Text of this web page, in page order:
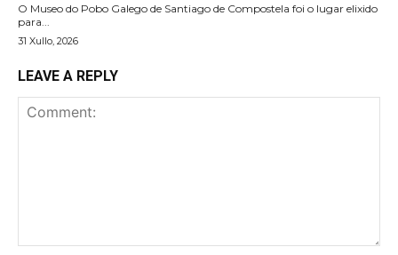
O Museo do Pobo Galego de Santiago de Compostela foi o lugar elixido
para...
31 Xullo, 2026
LEAVE A REPLY